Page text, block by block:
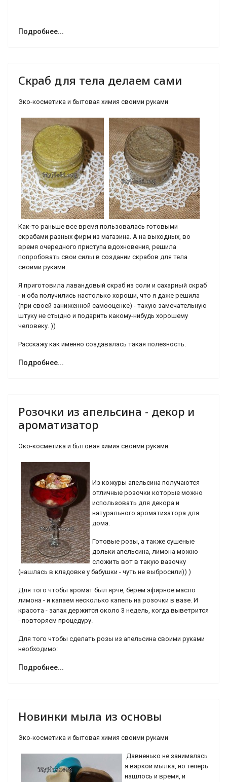
Подробнее...
Скраб для тела делаем сами
Эко-косметика и бытовая химия своими руками
Как-то раньше все время пользовалась готовыми
скрабами разных фирм из магазина. А на выходных, во
время очередного приступа вдохновения, решила
попробовать свои силы в создании скрабов для тела
своими руками.
Я приготовила лавандовый скраб из соли и сахарный скраб
- и оба получились настолько хороши, что я даже решила
(при своей заниженной самооценке) - такую замечательную
штуку не стыдно и подарить какому-нибудь хорошему
человеку. ))
Расскажу как именно создавалась такая полезность.
Подробнее...
Розочки из апельсина - декор и
ароматизатор
Эко-косметика и бытовая химия своими руками
Из кожуры апельсина получаются
отличные розочки которые можно
использовать для декора и
натурального ароматизатора для
дома.
Готовые розы, а также сушеные
дольки апельсина, лимона можно
сложить вот в такую вазочку
(нашлась в кладовке у бабушки - чуть не выбросили)) )
Для того чтобы аромат был ярче, берем эфирное масло
лимона - и капаем несколько капель на розочки в вазе. И
красота - запах держится около 3 недель, когда выветрится
- повторяем процедуру.
Для того чтобы сделать розы из апельсина своими руками
необходимо:
Подробнее...
Новинки мыла из основы
Эко-косметика и бытовая химия своими руками
Давненько не занималась
я варкой мылка, но теперь
нашлось и время, и